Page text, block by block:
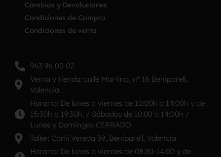
Cambios y Devoluciones
Condiciones de Compra
Condiciones de venta
963 96 00 02
Venta y tienda: calle Martino, nº 16 Beniparell,
Valencia.
Horario: De lunes a viernes de 10:00h a 14:00h y de
15:30h a 19:30h. / Sábados de 10:00 a 14:00h /
Lunes y Domingos CERRADO.
Taller: Camí Vereda 39, Beniparell, Valencia.
Horario: De lunes a viernes de 08:30-14:00 y de